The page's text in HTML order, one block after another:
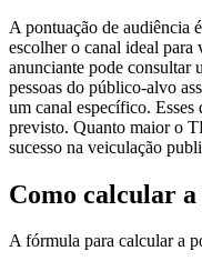
A pontuação de audiência
escolher o canal ideal
anunciante pode consultar
pessoas do público-alvo
um canal específico.
previsto. Quanto maior o
sucesso na veiculação
Como calcular
A fórmula para calcular a